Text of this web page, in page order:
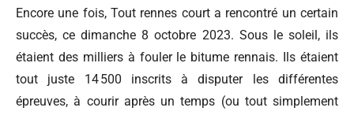
Encore une fois, Tout rennes court a rencontré un certain
succès, ce dimanche 8 octobre 2023. Sous le soleil, ils
étaient des milliers à fouler le bitume rennais. Ils étaient
tout juste 14 500 inscrits à disputer les différentes
épreuves, à courir après un temps (ou tout simplement